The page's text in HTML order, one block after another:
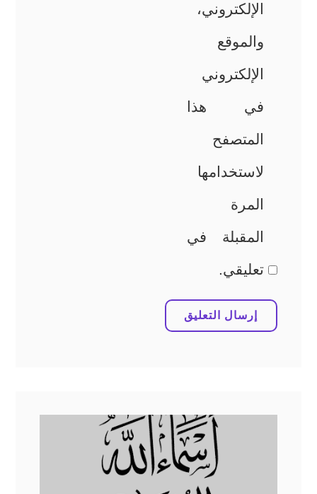
الإلكتروني،
والموقع
الإلكتروني
في هذا
المتصفح
لاستخدامها
المرة
المقبلة في
تعليقي.